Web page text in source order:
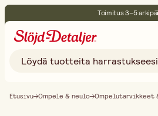
Toimitus 3–5
Ilmainen toimitus yli 75 €
Etusivu Ompele & neulo Ompelutarvikkeet